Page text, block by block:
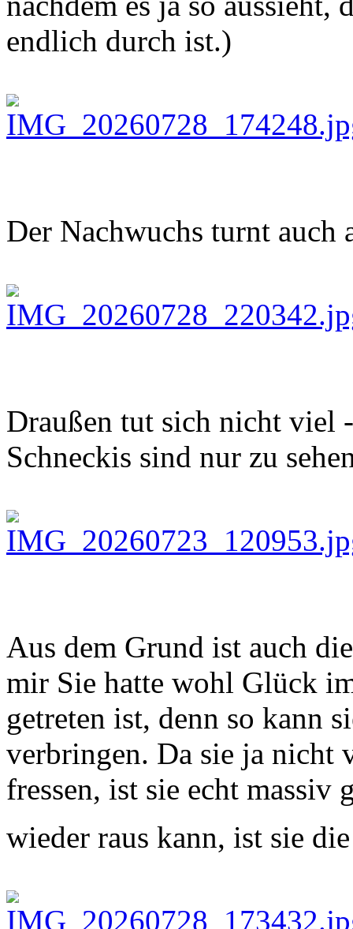
endlich durch ist.)
Der Nachwuchs turnt auch
Draußen tut sich nicht viel
Schneckis sind nur zu
Aus dem Grund ist auch
mir Sie hatte wohl Glück
getreten ist, denn so kann
verbringen. Da sie ja nicht
fressen, ist sie echt massiv
wieder raus kann, ist sie